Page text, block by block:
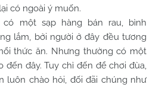
có ngoài ý muốn.
một sạp hàng bán rau, bình
lắm, bởi người ở đây đều tương
thức ăn. Nhưng thường có một
đến đây. Tuy chỉ đến để chơi đùa,
luôn chào hỏi, đối đãi chúng như